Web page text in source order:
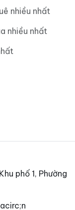
nhiều nhất
nhiều nhất
phố 1, Phường